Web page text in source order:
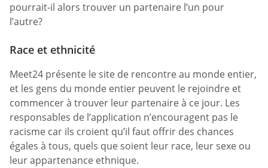
pourrait-il alors trouver un partenaire l’un pour
l’autre?
Race et ethnicité
Meet24 présente le site de rencontre au monde entier,
et les gens du monde entier peuvent le rejoindre et
commencer à trouver leur partenaire à ce jour. Les
responsables de l’application n’encouragent pas le
racisme car ils croient qu’il faut offrir des chances
égales à tous, quels que soient leur race, leur sexe ou
leur appartenance ethnique.